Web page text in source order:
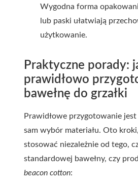
Wygodna forma
lub paski ułatwiają
użytkowanie.
Praktyczne porady:
prawidłowo
bawełnę do grzałki
Prawidłowe przygotowanie
sam wybór materiału. Oto
stosować niezależnie od tego,
standardowej bawełny, czy
beacon cotton: